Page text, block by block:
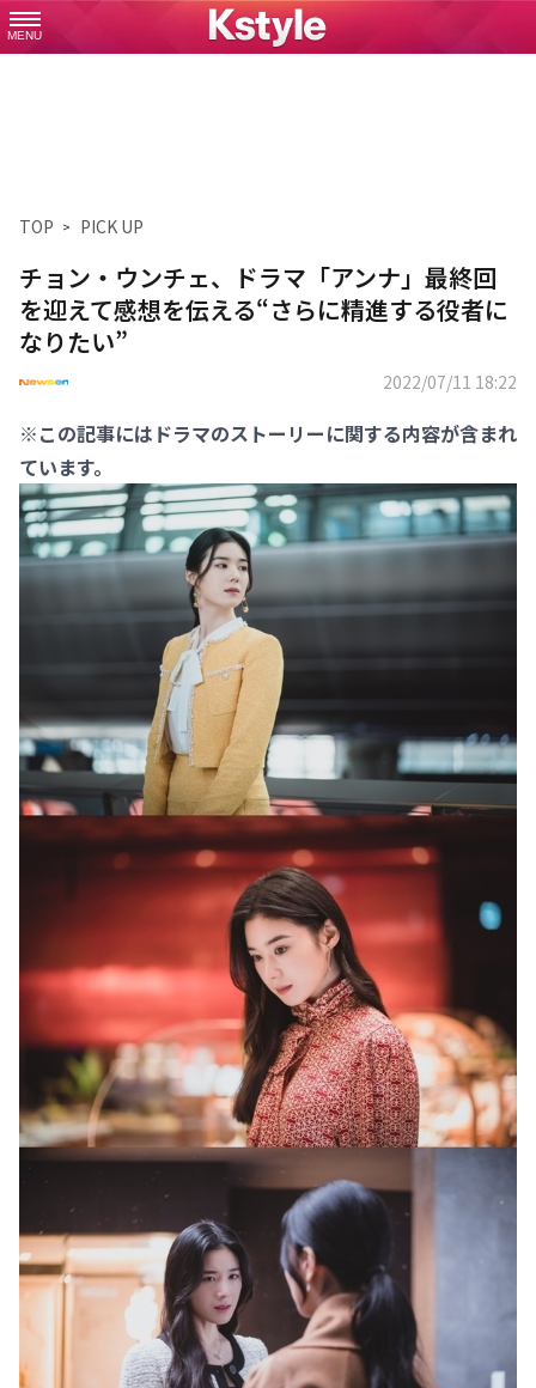
MENU
TOP PICK UP
チョン・ウンチェ、ドラマ「アンナ」最終回
を迎えて感想を伝える“さらに精進する役者に
なりたい”
2022/07/11 18:22
※この記事にはドラマのストーリーに関する内容が含まれ
ています。